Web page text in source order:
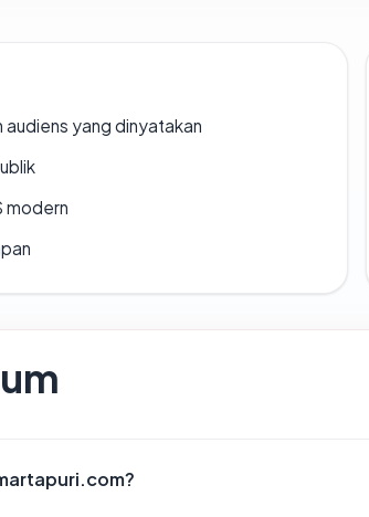
yang dinyatakan
modern